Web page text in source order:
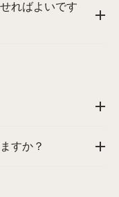
ればよいです
すか？